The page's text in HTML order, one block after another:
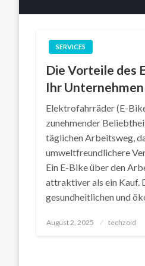
SERVICES
Die Vorteile des
Ihr Unternehmen
Elektrofahrräder (E-
zunehmender
täglichen Arbeitsweg,
umweltfreundlichere
Ein E-Bike über den
attraktiver als ein Kauf.
gesundheitlichen und
Posted
August 2, 2025 techzoid